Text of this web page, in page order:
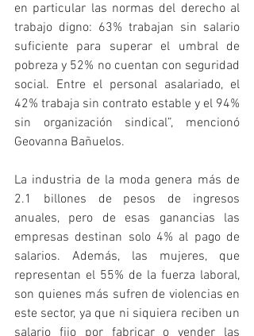
en particular las normas del derecho al
trabajo digno: 63% trabajan sin salario
suficiente para superar el umbral de
pobreza y 52% no cuentan con seguridad
social. Entre el personal asalariado, el
42% trabaja sin contrato estable y el 94%
sin organización sindical”, mencionó
Geovanna Bañuelos.
La industria de la moda genera más de
2.1 billones de pesos de ingresos
anuales, pero de esas ganancias las
empresas destinan solo 4% al pago de
salarios. Además, las mujeres, que
representan el 55% de la fuerza laboral,
son quienes más sufren de violencias en
este sector, ya que ni siquiera reciben un